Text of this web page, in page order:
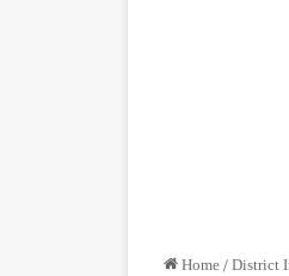
Home / District